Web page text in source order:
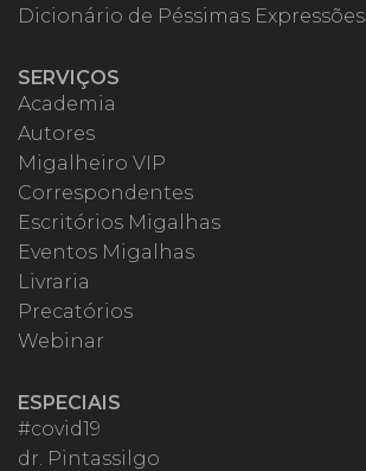
Dicionário de Péssimas Expressões
SERVIÇOS
Academia
Autores
Migalheiro VIP
Correspondentes
Escritórios Migalhas
Eventos Migalhas
Livraria
Precatórios
Webinar
ESPECIAIS
#covid19
dr. Pintassilgo